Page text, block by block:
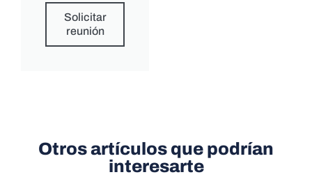
Solicitar
reunión
Otros artículos que podrían
interesarte